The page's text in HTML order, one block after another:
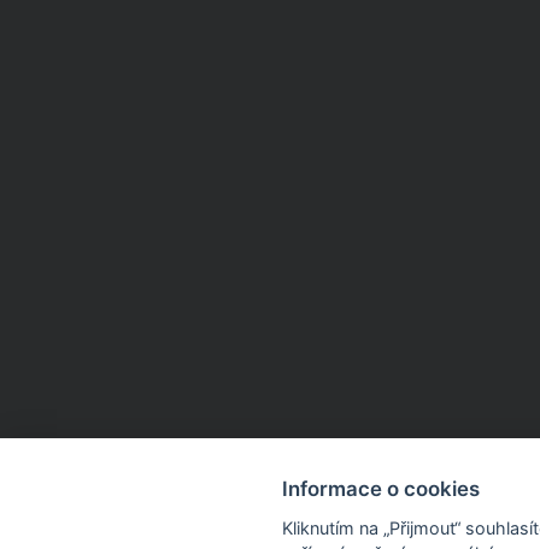
Informace o cookies
Kliknutím na „Přijmout“